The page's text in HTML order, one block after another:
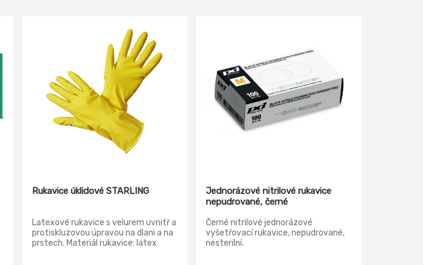
Rukavice úklidové STARLING
Latexové rukavice s velurem uvnitř a
protiskluzovou úpravou na dlani a na
prstech. Materiál rukavice: latex
Jednorázové nitrilové rukavice
nepudrované, černé
Černé nitrilové jednorázové
vyšetřovací rukavice, nepudrované,
nesterilní.